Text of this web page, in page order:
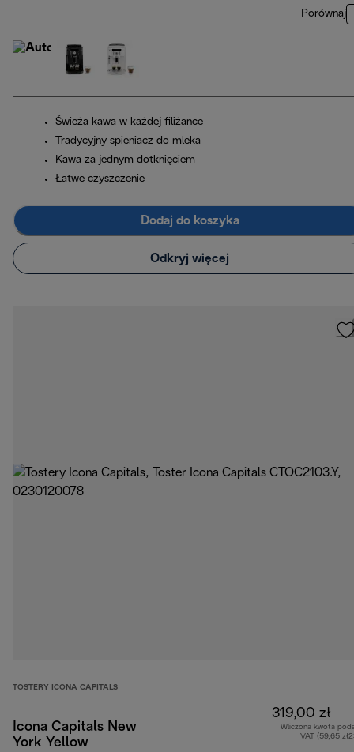
Porównaj
Świeża kawa w każdej filiżance
Tradycyjny spieniacz do mleka
Kawa za jednym dotknięciem
Łatwe czyszczenie
Dodaj do koszyka
Odkryj więcej
TOSTERY ICONA CAPITALS
Icona Capitals New
York Yellow
319,00 zł
Wliczona kwota
VAT (59,65